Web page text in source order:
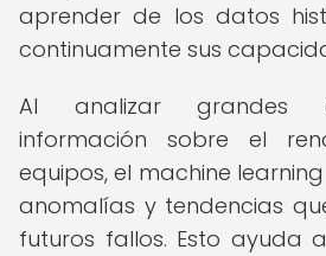
aprender de los datos
continuamente sus
Al analizar grandes
información sobre el
equipos, el machine
anomalías y tendencias
futuros fallos. Esto ayuda